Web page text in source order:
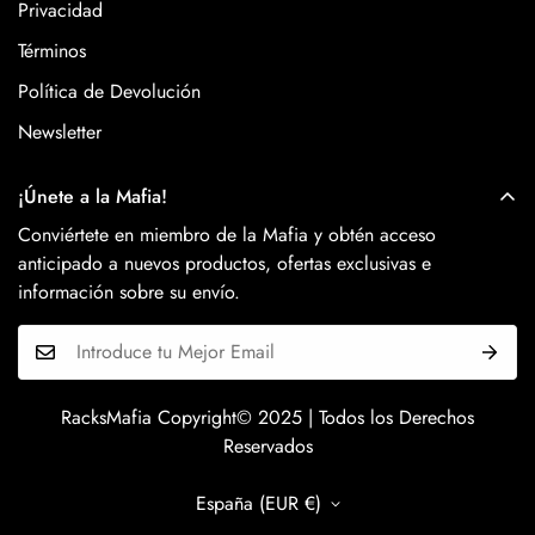
Privacidad
Términos
Política de Devolución
Newsletter
¡Únete a la Mafia!
Conviértete en miembro de la Mafia y obtén acceso
anticipado a nuevos productos, ofertas exclusivas e
información sobre su envío.
RacksMafia Copyright© 2025 | Todos los Derechos
Reservados
España (EUR €)